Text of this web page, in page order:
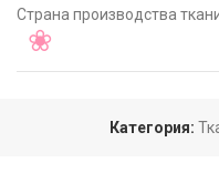
Страна производства
Категория: